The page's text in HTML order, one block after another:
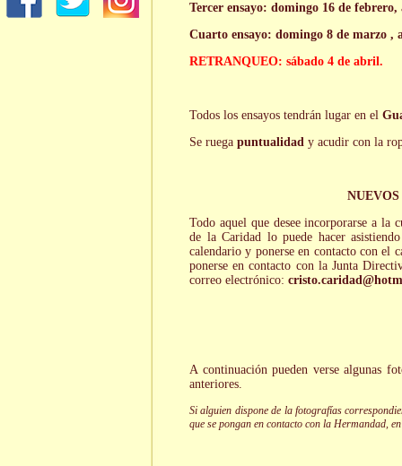
Tercer ensayo: domingo 16 de febrero,
Cuarto ensayo: domingo 8 de marzo ,
RETRANQUEO: sábado 4 de abril.
Todos los ensayos tendrán lugar en el
Se ruega puntualidad y acudir con la
Todo aquel que desee incorporarse a la
de la Caridad lo puede hacer
calendario y ponerse en contacto con el
ponerse en contacto con la Junta
correo electrónico:
A continuación pueden verse algunas
anteriores.
Si alguien dispone de la fotografías
que se pongan en contacto con la Hermandad,